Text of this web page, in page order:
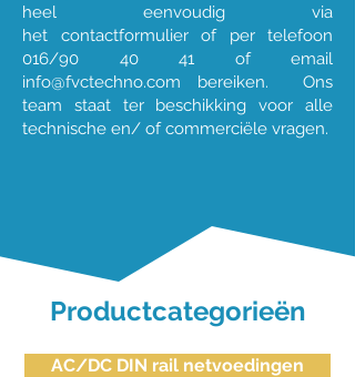
heel eenvoudig via
het contactformulier of per telefoon
016/90 40 41 of email
info@fvctechno.com bereiken. Ons
team staat ter beschikking voor alle
technische en/ of commerciële vragen.
Productcategorieën
AC/DC DIN rail netvoedingen